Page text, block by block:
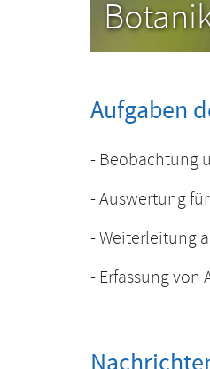
Aufgaben
- Beobachtung
- Auswertung
- Weiterleitung
- Erfassung von